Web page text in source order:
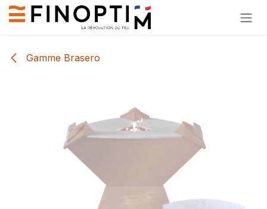
Se rendre au contenu
Gamme Brasero